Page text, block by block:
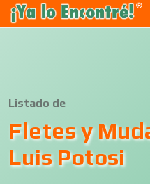
Listado de
Fletes y
Luis Potosi